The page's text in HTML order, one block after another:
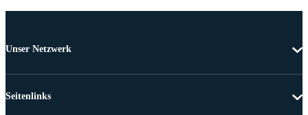
Unser Netzwerk
Seitenlinks